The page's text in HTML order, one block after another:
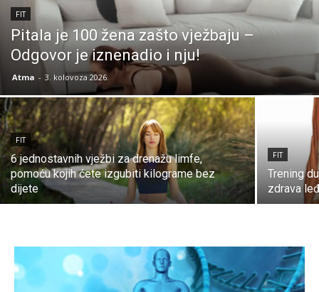
FIT
Pitala je 100 žena zašto vježbaju –
Odgovor je iznenadio i nju!
Atma - 3. kolovoza 2026.
FIT
6 jednostavnih vježbi za drenažu limfe,
pomoću kojih ćete izgubiti kilograme bez
dijete
FIT
Trening
zdrava